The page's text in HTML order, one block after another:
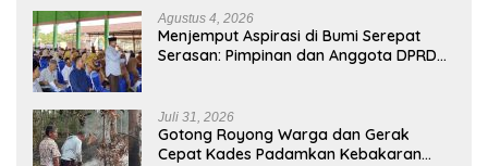
Agustus 4, 2026
Menjemput Aspirasi di Bumi Serepat
Serasan: Pimpinan dan Anggota DPRD
2026
Juli 31, 2026
Gotong Royong Warga dan Gerak
Cepat Kades Padamkan Kebakaran